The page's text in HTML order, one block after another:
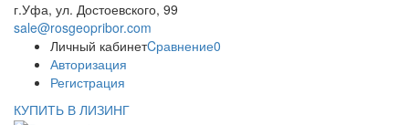
г.Уфа, ул. Достоевского, 99
sale@rosgeopribor.com
Личный кабинет
Авторизация
Регистрация
Cравнение0
КУПИТЬ В ЛИЗИНГ